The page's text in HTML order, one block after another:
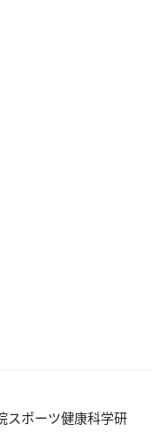
スポーツ健康科学研